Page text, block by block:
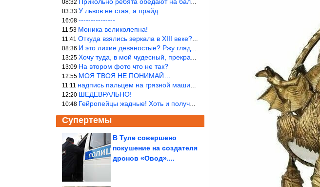
08:32
03:33 У львов не стая, а прайд
16:08 ---------------
11:53 Моника великолепна!
11:41 Откуда взялись зеркала в XIII веке? Вы ничего не перепутали?
08:36 И это лихие девяностые? Ржу глядя в окно!!!
13:25 Хочу туда, в мой чудесный, прекрасный мир.
13:09 На втором фото что не так?
12:55 МОЯ ТВОЯ НЕ ПОНИМАЙ…
11:11 надпись пальцем на грязной машине «Помой меня»!
12:20 ШЕДЕВРАЛЬНО!
10:48 Гейропейцы жадные! Хоть и получают в десять раз больше жителей б
Супертемы
В Туле совершено
покушение на создателя
дронов «Овод»....
Ключевой фактор.
самый главный секрет...